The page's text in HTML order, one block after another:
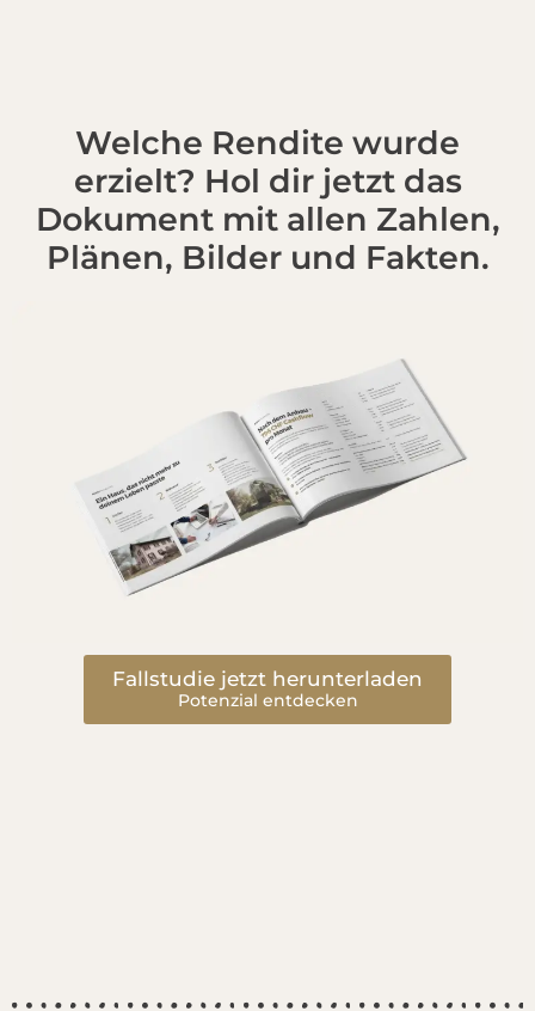
Welche Rendite wurde
erzielt? Hol dir jetzt das
Dokument mit allen Zahlen,
Plänen, Bilder und Fakten.
Fallstudie jetzt herunterladen
Potenzial entdecken